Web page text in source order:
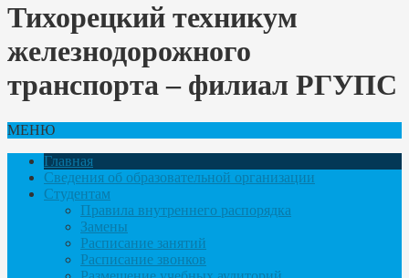
Тихорецкий техникум
железнодорожного
транспорта – филиал РГУПС
МЕНЮ
Главная
Сведения об образовательной организации
Студентам
Правила внутреннего распорядка
Замены
Расписание занятий
Расписание звонков